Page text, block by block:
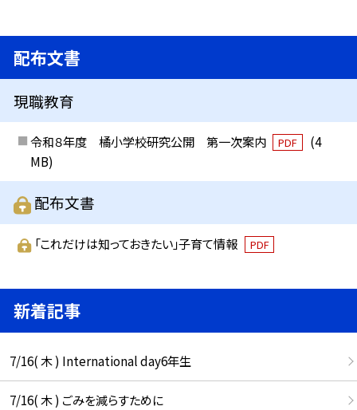
配布文書
現職教育
令和８年度 橘小学校研究公開 第一次案内 PDF
(4
MB)
配布文書
「これだけは知っておきたい」子育て情報 PDF
新着記事
7/16( 木 ) International day6年生
7/16( 木 ) ごみを減らすために